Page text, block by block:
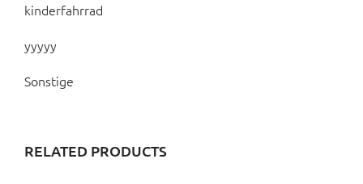
kinderfahrrad
yyyyy
Sonstige
RELATED PRODUCTS